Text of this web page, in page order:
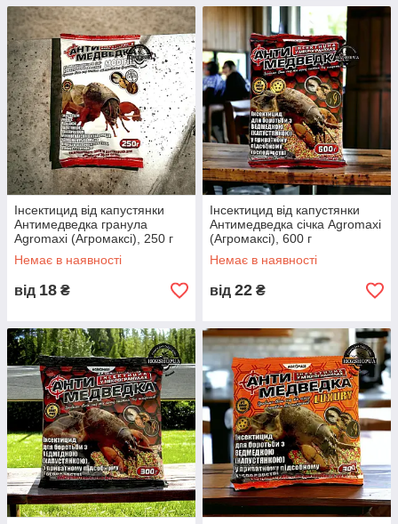
Інсектицид від капустянки
Антимедведка гранула
Agromaxi (Агромаксі), 250 г
Немає в наявності
від 18 ₴
Інсектицид від капустянки
Антимедведка січка Agromaxi
(Агромаксі), 600 г
Немає в наявності
від 22 ₴